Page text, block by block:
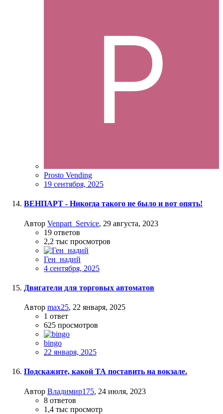
Prosto Vending
19 сентября, 2025
ВЕНПАРТ - Никогда такого не было и вот опять!
Автор Venpart_Service, 29 августа, 2023
19 ответов
2,2 тыс просмотров
Ген_надий
4 сентября, 2025
Двигатели для торговых автоматов
Автор max25, 22 января, 2025
1 ответ
625 просмотров
bingo
22 января, 2025
Подскажите, какой ТА поставить на вокзале.
Автор Владимир175, 24 июля, 2023
8 ответов
1,4 тыс просмотр